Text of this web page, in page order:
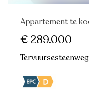
Nieuw
Appartement te
€ 289.000